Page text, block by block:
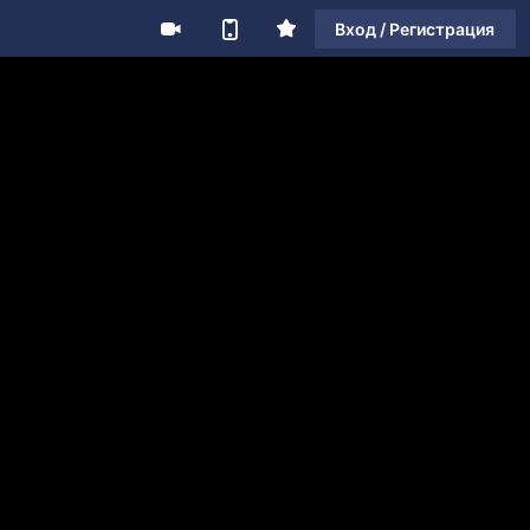
Вход / Регистрация